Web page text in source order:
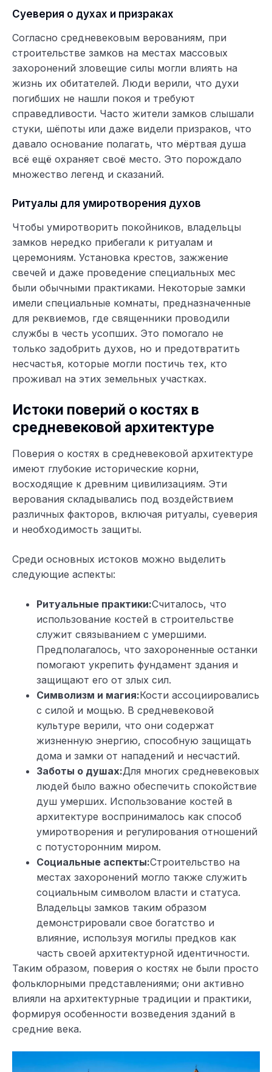
Суеверия о духах и призраках
Согласно средневековым верованиям, при
строительстве замков на местах массовых
захоронений зловещие силы могли влиять на
жизнь их обитателей. Люди верили, что духи
погибших не нашли покоя и требуют
справедливости. Часто жители замков слышали
стуки, шёпоты или даже видели призраков, что
давало основание полагать, что мёртвая душа
всё ещё охраняет своё место. Это порождало
множество легенд и сказаний.
Ритуалы для умиротворения духов
Чтобы умиротворить покойников, владельцы
замков нередко прибегали к ритуалам и
церемониям. Установка крестов, зажжение
свечей и даже проведение специальных мес
были обычными практиками. Некоторые замки
имели специальные комнаты, предназначенные
для реквиемов, где священники проводили
службы в честь усопших. Это помогало не
только задобрить духов, но и предотвратить
несчастья, которые могли постичь тех, кто
проживал на этих земельных участках.
Истоки поверий о костях в
средневековой архитектуре
Поверия о костях в средневековой архитектуре
имеют глубокие исторические корни,
восходящие к древним цивилизациям. Эти
верования складывались под воздействием
различных факторов, включая ритуалы, суеверия
и необходимость защиты.
Среди основных истоков можно выделить
следующие аспекты:
Ритуальные практики:Считалось, что
использование костей в строительстве
служит связыванием с умершими.
Предполагалось, что захороненные останки
помогают укрепить фундамент здания и
защищают его от злых сил.
Символизм и магия:Кости ассоциировались
с силой и мощью. В средневековой
культуре верили, что они содержат
жизненную энергию, способную защищать
дома и замки от нападений и несчастий.
Заботы о душах:Для многих средневековых
людей было важно обеспечить спокойствие
душ умерших. Использование костей в
архитектуре воспринималось как способ
умиротворения и регулирования отношений
с потусторонним миром.
Социальные аспекты:Строительство на
местах захоронений могло также служить
социальным символом власти и статуса.
Владельцы замков таким образом
демонстрировали свое богатство и
влияние, используя могилы предков как
часть своей архитектурной идентичности.
Таким образом, поверия о костях не были просто
фольклорными представлениями; они активно
влияли на архитектурные традиции и практики,
формируя особенности возведения зданий в
средние века.